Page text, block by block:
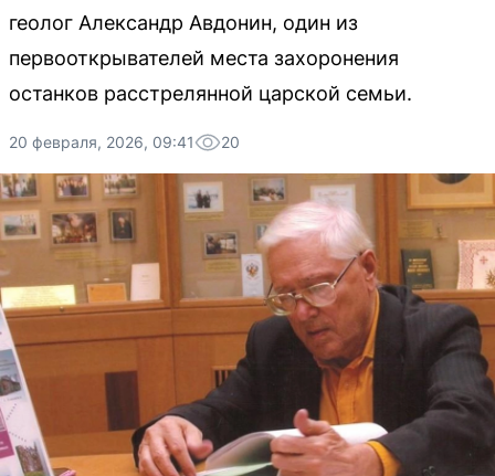
геолог Александр Авдонин, один из
первооткрывателей места захоронения
останков расстрелянной царской семьи.
20 февраля, 2026, 09:41 20